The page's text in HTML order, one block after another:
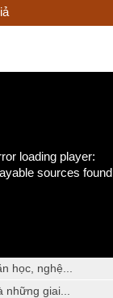
loading player:
sources found
học, nghệ...
những giai...